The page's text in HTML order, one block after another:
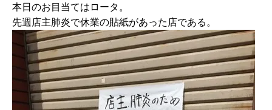
本日のお目当てはロータ。
先週店主肺炎で休業の貼紙があった店である。